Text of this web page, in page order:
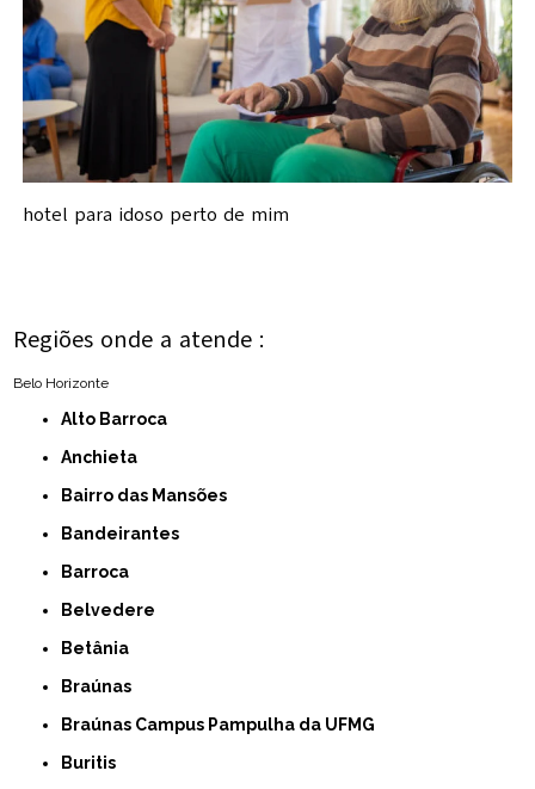
hotel para idoso perto de mim
Regiões onde a atende :
Belo Horizonte
Alto Barroca
Anchieta
Bairro das Mansões
Bandeirantes
Barroca
Belvedere
Betânia
Braúnas
Braúnas Campus Pampulha da UFMG
Buritis